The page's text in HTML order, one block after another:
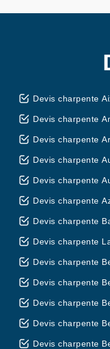
Devis charpente
Devis charpente
Devis charpente
Devis charpente
Devis charpente
Devis charpente
Devis charpente
Devis charpente
Devis charpente
Devis charpente
Devis charpente
Devis charpente
Devis charpente